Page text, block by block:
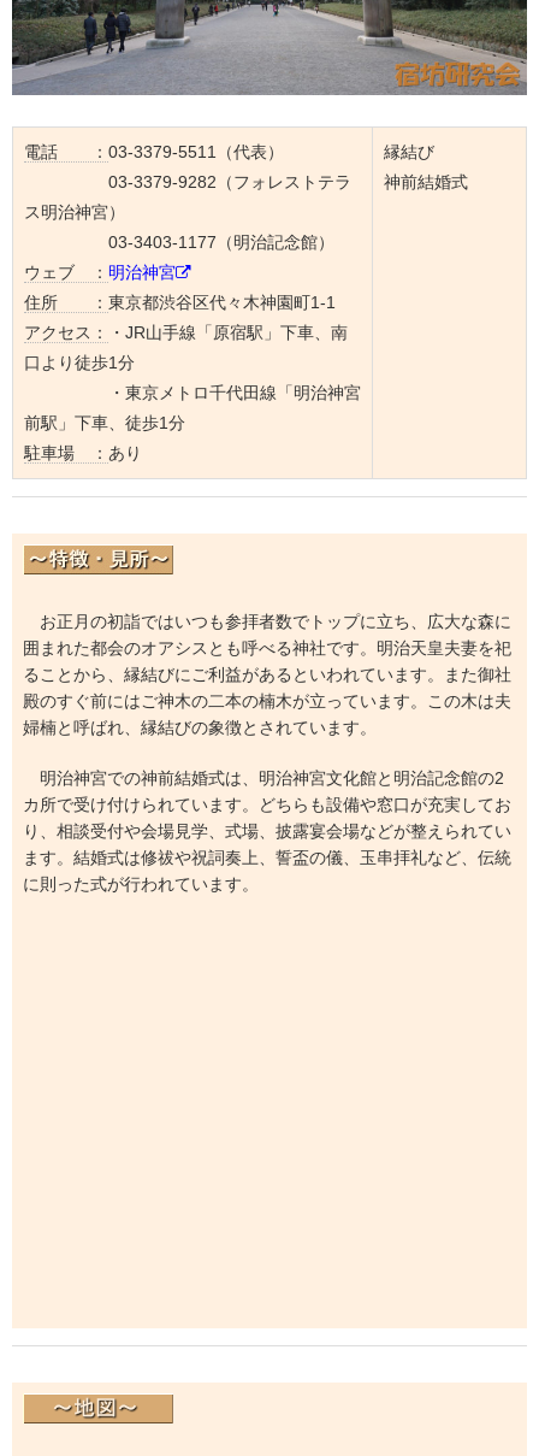
電話 ： 03-3379-5511（代表）
03-3379-9282（フォレストテラ
ス明治神宮）
03-3403-1177（明治記念館）
ウェブ ： 明治神宮
住所 ： 東京都渋谷区代々木神園町1-1
アクセス：
・JR山手線「原宿駅」下車、南
口より徒歩1分
・東京メトロ千代田線「明治神宮
前駅」下車、徒歩1分
駐車場 ： あり
縁結び
神前結婚式
お正月の初詣ではいつも参拝者数でトップに立ち、広大な森に
囲まれた都会のオアシスとも呼べる神社です。明治天皇夫妻を祀
ることから、縁結びにご利益があるといわれています。また御社
殿のすぐ前にはご神木の二本の楠木が立っています。この木は夫
婦楠と呼ばれ、縁結びの象徴とされています。
明治神宮での神前結婚式は、明治神宮文化館と明治記念館の2
カ所で受け付けられています。どちらも設備や窓口が充実してお
り、相談受付や会場見学、式場、披露宴会場などが整えられてい
ます。結婚式は修祓や祝詞奏上、誓盃の儀、玉串拝礼など、伝統
に則った式が行われています。